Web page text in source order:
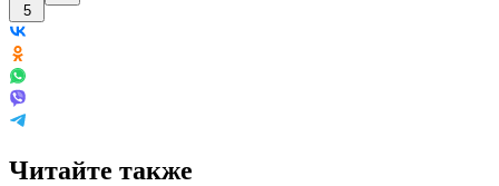
5
Читайте также